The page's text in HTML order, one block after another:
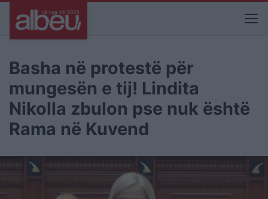
Basha në protestë për
mungesën e tij! Lindita
Nikolla zbulon pse nuk është
Rama në Kuvend